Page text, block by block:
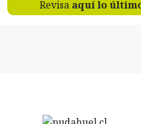
Revisa aquí lo